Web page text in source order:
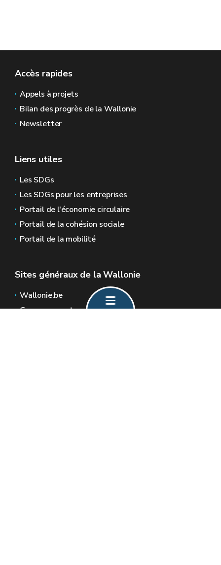
Accès rapides
Appels à projets
Bilan des progrès de la Wallonie
Newsletter
Liens utiles
Les SDGs
Les SDGs pour les entreprises
Portail de l'économie circulaire
Portail de la cohésion sociale
Portail de la mobilité
Sites généraux de la Wallonie
Wallonie.be
Gouvernement wallon